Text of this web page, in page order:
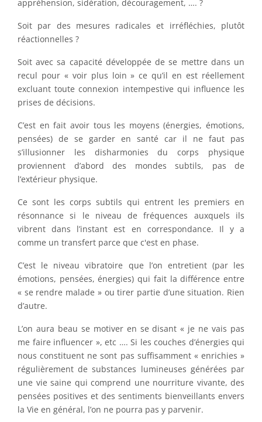
appréhension, sidération, découragement, …. ?
Soit par des mesures radicales et irréfléchies, plutôt
réactionnelles ?
Soit avec sa capacité développée de se mettre dans un
recul pour « voir plus loin » ce qu’il en est réellement
excluant toute connexion intempestive qui influence les
prises de décisions.
C’est en fait avoir tous les moyens (énergies, émotions,
pensées) de se garder en santé car il ne faut pas
s’illusionner les disharmonies du corps physique
proviennent d’abord des mondes subtils, pas de
l’extérieur physique.
Ce sont les corps subtils qui entrent les premiers en
résonnance si le niveau de fréquences auxquels ils
vibrent dans l’instant est en correspondance. Il y a
comme un transfert parce que c'est en phase.
C’est le niveau vibratoire que l’on entretient (par les
émotions, pensées, énergies) qui fait la différence entre
« se rendre malade » ou tirer partie d’une situation. Rien
d’autre.
L’on aura beau se motiver en se disant « je ne vais pas
me faire influencer », etc …. Si les couches d’énergies qui
nous constituent ne sont pas suffisamment « enrichies »
régulièrement de substances lumineuses générées par
une vie saine qui comprend une nourriture vivante, des
pensées positives et des sentiments bienveillants envers
la Vie en général, l’on ne pourra pas y parvenir.